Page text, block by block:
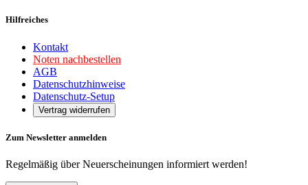
Hilfreiches
Kontakt
Noten nachbestellen
AGB
Datenschutzhinweise
Datenschutz-Setup
Vertrag widerrufen
Zum Newsletter anmelden
Regelmäßig über Neuerscheinungen informiert werden!